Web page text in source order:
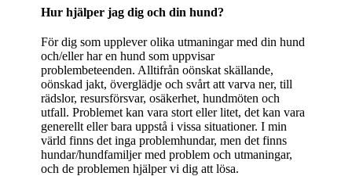
Hur hjälper jag dig och din hund?
För dig som upplever olika utmaningar med din hund
och/eller har en hund som uppvisar
problembeteenden. Alltifrån oönskat skällande,
oönskad jakt, överglädje och svårt att varva ner, till
rädslor, resursförsvar, osäkerhet, hundmöten och
utfall. Problemet kan vara stort eller litet, det kan vara
generellt eller bara uppstå i vissa situationer. I min
värld finns det inga problemhundar, men det finns
hundar/hundfamiljer med problem och utmaningar,
och de problemen hjälper vi dig att lösa.